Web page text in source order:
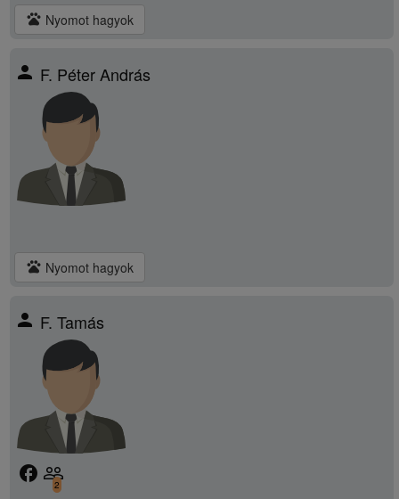
pets Nyomot hagyok
person F. Péter András
pets Nyomot hagyok
person F. Tamás
facebook people_outline
2